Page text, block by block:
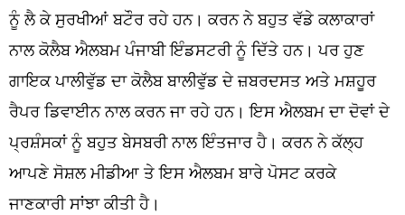
ਲਾਈਫ ਸਟਾਈਲ
ਪੰਜਾਬ
ਧਰਮ
ਖੇਡਾਂ
ਨੂੰ ਲੈ ਕੇ ਸੁਰਖੀਆਂ ਬਟੌਰ ਰਹੇ ਹਨ। ਕਰਨ ਨੇ ਬਹੁਤ ਵੱਡੇ ਕਲਾਕਾਰਾਂ
ਨਾਲ ਕੋਲੈਬ ਐਲਬਮ ਪੰਜਾਬੀ ਇੰਡਸਟਰੀ ਨੂੰ ਦਿੱਤੇ ਹਨ। ਪਰ ਹੁਣ
ਗਾਇਕ ਪਾਲੀਵੁੱਡ ਦਾ ਕੋਲੈਬ ਬਾਲੀਵੁੱਡ ਦੇ ਜ਼ਬਰਦਸਤ ਅਤੇ ਮਸ਼ਹੂਰ
ਰੈਪਰ ਡਿਵਾਈਨ ਨਾਲ ਕਰਨ ਜਾ ਰਹੇ ਹਨ। ਇਸ ਐਲਬਮ ਦਾ ਦੋਵਾਂ ਦੇ
ਪ੍ਰਸ਼ੰਸਕਾਂ ਨੂੰ ਬਹੁਤ ਬੇਸਬਰੀ ਨਾਲ ਇੰਤਜਾਰ ਹੈ। ਕਰਨ ਨੇ ਕੱਲ੍ਹ
ਆਪਣੇ ਸੋਸ਼ਲ ਮੀਡੀਆ ਤੇ ਇਸ ਐਲਬਮ ਬਾਰੇ ਪੋਸਟ ਕਰਕੇ
ਜਾਣਕਾਰੀ ਸਾਂਝਾ ਕੀਤੀ ਹੈ।